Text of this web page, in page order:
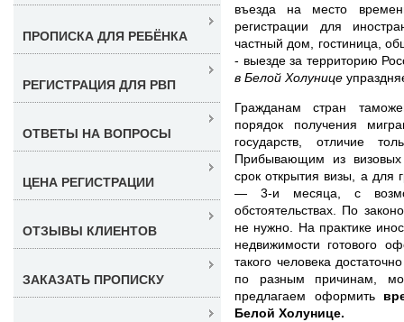
въезда на место
регистрации для
частный дом, гостиница,
- выезде за территорию
в Белой Холунице
Гражданам стран
порядок получения
государств, отличие
Прибывающим из визовых
срок открытия визы, а для
— 3-и месяца, с
обстоятельствах. По
не нужно. На практике
недвижимости готового
такого человека
по разным причинам,
предлагаем оформить
Белой Холунице.
ПРОПИСКА ДЛЯ РЕБЁНКА
РЕГИСТРАЦИЯ ДЛЯ РВП
ОТВЕТЫ НА ВОПРОСЫ
ЦЕНА РЕГИСТРАЦИИ
ОТЗЫВЫ КЛИЕНТОВ
ЗАКАЗАТЬ ПРОПИСКУ